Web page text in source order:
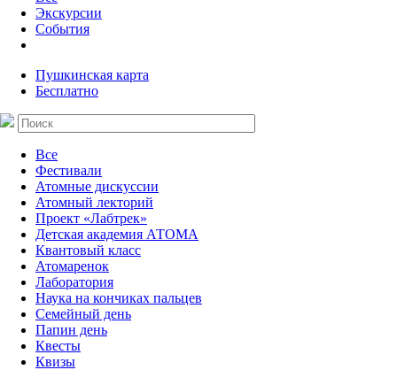
Экскурсии
События
Пушкинская карта
Бесплатно
Все
Фестивали
Атомные дискуссии
Атомный лекторий
Проект «Лабтрек»
Детская академия АТОМА
Квантовый класс
Атомаренок
Лаборатория
Наука на кончиках пальцев
Семейный день
Папин день
Квесты
Квизы